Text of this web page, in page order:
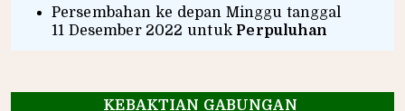
Persembahan ke depan Minggu tanggal
11 Desember 2022 untuk Perpuluhan
KEBAKTIAN GABUNGAN